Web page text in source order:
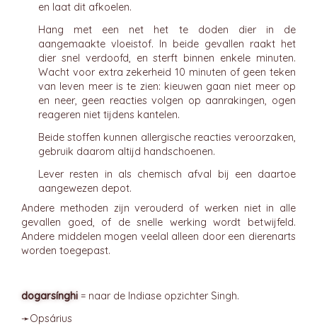
en laat dit afkoelen.
Hang met een net het te doden dier in de
aangemaakte vloeistof. In beide gevallen raakt het
dier snel verdoofd, en sterft binnen enkele minuten.
Wacht voor extra zekerheid 10 minuten of geen teken
van leven meer is te zien: kieuwen gaan niet meer op
en neer, geen reacties volgen op aanrakingen, ogen
reageren niet tijdens kantelen.
Beide stoffen kunnen allergische reacties veroorzaken,
gebruik daarom altijd handschoenen.
Lever resten in als chemisch afval bij een daartoe
aangewezen depot.
Andere methoden zijn verouderd of werken niet in alle
gevallen goed, of de snelle werking wordt betwijfeld.
Andere middelen mogen veelal alleen door een dierenarts
worden toegepast.
dogarsínghi = naar de Indiase opzichter Singh.
➛Opsárius